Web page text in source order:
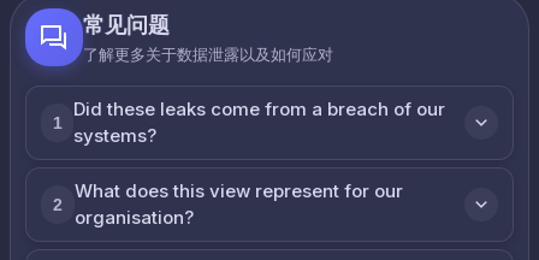
常见问题
了解更多关于数据泄露以及如何应对
1
Did these leaks come from a breach of our
systems?
2
What does this view represent for our
organisation?